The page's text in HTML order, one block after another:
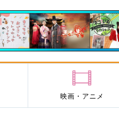
映画・アニメ